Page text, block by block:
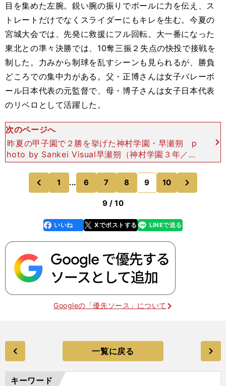
目を集めた左腕。鋭い腕の振りでボールに力を伝え、ス
トレートだけでなくスライダーにもキレを生む。今夏の
宮城大会では、先発に救援にフル回転。大一番になった
東北との準々決勝では、10奪三振２失点の快投で接戦を
制した。力みから制球を乱すシーンも見られるが、勝負
どころでの集中力がある。父・正博さんは女子バレーボ
ール日本代表の元監督で、母・博子さんは女子日本代表
のリベロとして活躍した。
次のページへ
昨夏の甲子園で２勝を挙げた神村学園・早瀬朔 p
hoto by Sankei Visual早瀬朔（神村学園３年／18
5センチ・78キロ／右投左打）自身３回目の甲子園
で真価を発揮したい右腕。昨夏の甲子園
前
1 ... 6 7 8 9 10
のページへ
9 / 10
faceboo
k
いいね Xでポストする
line LINEで送る
Googleの「優先ソース」について
一覧に戻る
キーワード